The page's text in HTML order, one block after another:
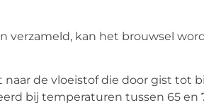
verzameld, kan het brouwsel
naar de vloeistof die door gist tot
bij temperaturen tussen 65 en